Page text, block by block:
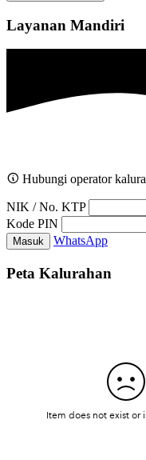
Layanan Mandiri
Hubungi operator
NIK / No. KTP
Kode PIN
Masuk WhatsApp
Peta Kalurahan